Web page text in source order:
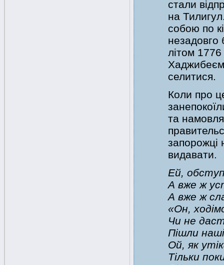
стали
на
собою по
незадовго
літом 1776
Хаджибеєм
селитися.
Коли про
та
запорожці
видавати.
Ей,
А вже ж
А вже ж
«Он,
Чи не
Пішли
Ой, як
Тільки